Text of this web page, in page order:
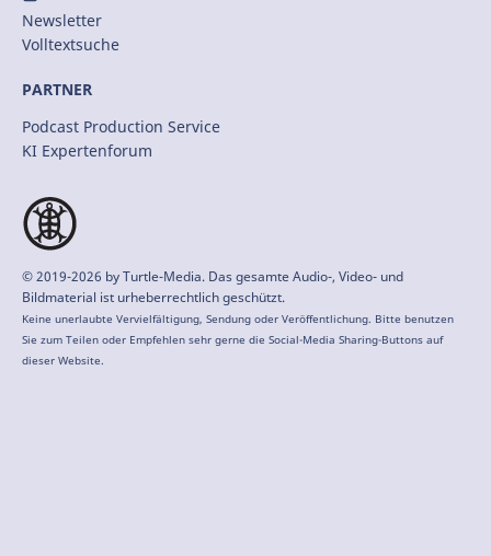
Newsletter
Volltextsuche
PARTNER
Podcast Production Service
KI Expertenforum
© 2019-2026 byTurtle-Media. Das gesamte Audio-, Video- und
Bildmaterial ist urheberrechtlich geschützt.
Keine unerlaubte Vervielfältigung, Sendung oder Veröffentlichung. Bitte benutzen
Sie zum Teilen oder Empfehlen sehr gerne die Social-Media Sharing-Buttons auf
dieser Website.